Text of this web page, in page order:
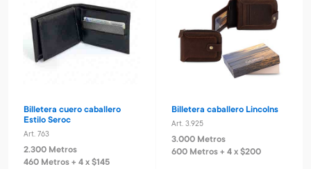
Billetera cuero caballero
Estilo Seroc
Art. 763
2.300 Metros
460 Metros + 4 x $145
Billetera caballero Lincolns
Art. 3.925
3.000 Metros
600 Metros + 4 x $200